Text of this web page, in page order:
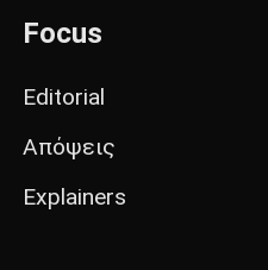
Focus
Editorial
Απόψεις
Explainers